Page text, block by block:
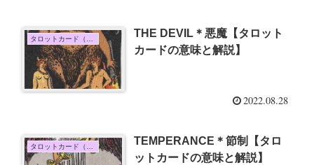
タロットカード（大アルカナ）
THE DEVIL＊悪魔【タロット
カードの意味と解説】
2022.08.28
TEMPERANCE＊節制【タロ
ットカードの意味と解説】